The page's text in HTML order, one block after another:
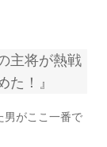
主将が熱戦
た！』
男がここ一番で